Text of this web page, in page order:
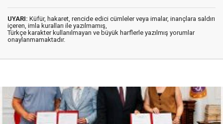
UYARI: Küfür, hakaret, rencide edici cümleler veya imalar, inançlara saldırı
içeren, imla kuralları ile yazılmamış,
Türkçe karakter kullanılmayan ve büyük harflerle yazılmış yorumlar
onaylanmamaktadır.